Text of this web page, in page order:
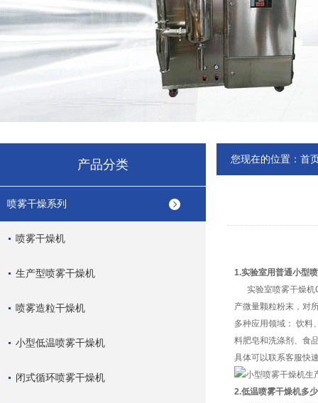
产品分类
喷雾干燥系列
喷雾干燥机
生产型喷雾干燥机
喷雾造粒干燥机
小型低温喷雾干燥机
闭式循环喷雾干燥机
您现在的位置： 首
1.实验室用普通小型
实验室喷雾干燥机
产微量颗粒粉末，对
多种应用领域： 饮料
料肥皂和洗涤剂、食
具体可以联系客服快
2.低温喷雾干燥机多